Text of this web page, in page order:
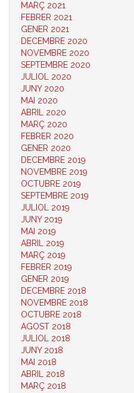
MARÇ 2021
FEBRER 2021
GENER 2021
DECEMBRE 2020
NOVEMBRE 2020
SEPTEMBRE 2020
JULIOL 2020
JUNY 2020
MAI 2020
ABRIL 2020
MARÇ 2020
FEBRER 2020
GENER 2020
DECEMBRE 2019
NOVEMBRE 2019
OCTUBRE 2019
SEPTEMBRE 2019
JULIOL 2019
JUNY 2019
MAI 2019
ABRIL 2019
MARÇ 2019
FEBRER 2019
GENER 2019
DECEMBRE 2018
NOVEMBRE 2018
OCTUBRE 2018
AGOST 2018
JULIOL 2018
JUNY 2018
MAI 2018
ABRIL 2018
MARÇ 2018